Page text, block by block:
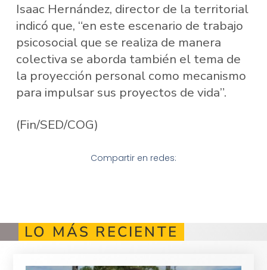
Isaac Hernández, director de la territorial
indicó que, “en este escenario de trabajo
psicosocial que se realiza de manera
colectiva se aborda también el tema de
la proyección personal como mecanismo
para impulsar sus proyectos de vida”.
(Fin/SED/COG)
Compartir en redes:
LO MÁS RECIENTE